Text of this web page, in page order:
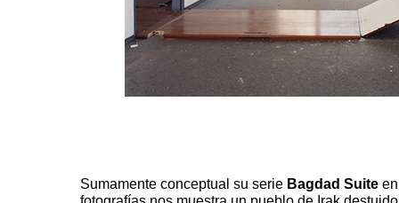
Sumamente conceptual su serie Bagdad Suite